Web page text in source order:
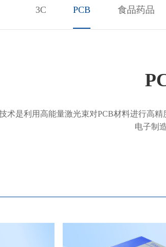
3C PCB 食品药品
术是利用高能量激光束对PCB材料进行高
电子制